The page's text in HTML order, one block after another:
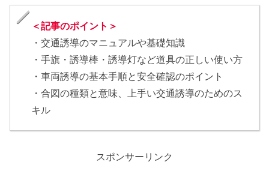
＜記事のポイント＞
・交通誘導のマニュアルや基礎知識
・手旗・誘導棒・誘導灯など道具の正しい使い方
・車両誘導の基本手順と安全確認のポイント
・合図の種類と意味、上手い交通誘導のためのス
キル
スポンサーリンク